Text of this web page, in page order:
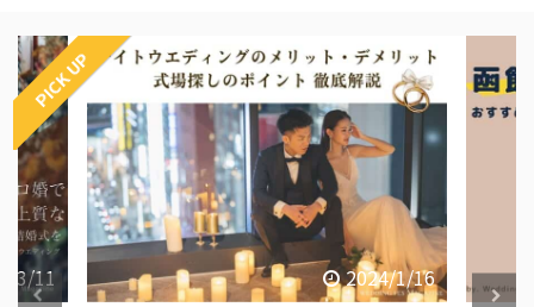
PICK UP
3/11 2024/1/16